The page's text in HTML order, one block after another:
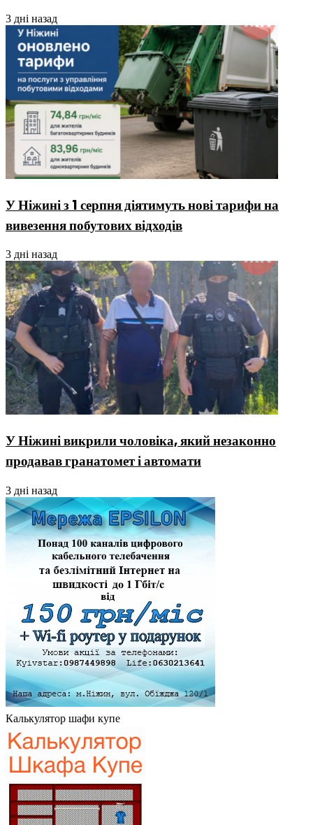
3 дні назад
У Ніжині з 1 серпня діятимуть нові тарифи на
вивезення побутових відходів
3 дні назад
У Ніжині викрили чоловіка, який незаконно
продавав гранатомет і автомати
3 дні назад
Калькулятор шафи купе